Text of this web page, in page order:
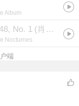
Album
No. 1 (肖邦：C小调夜曲，作品第48号第1首
Nocturnes
端